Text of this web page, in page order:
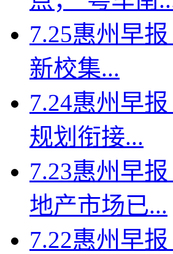
7.25惠州早
新校集...
7.24惠州早
规划衔接...
7.23惠州早
地产市场已...
7.22惠州早